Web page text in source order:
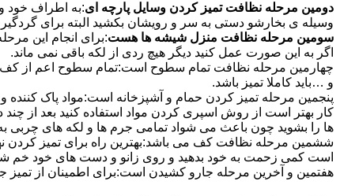
دومین مرحله نظافت تمیز کردن وسایل پارچه ای:به اطراف خود و
وسیله ی بخارشو دستی به سر و رویشان بکشید البته برای
سومین مرحله نظافت منزل شیشه ها هست:برای انجام این
اگر به این صورت عمل کنید دیگر هیچ ردی از لکه باقی نمی ماند.
چهارمین مرحله نظافت تمام سطوح است:تمام سطوح اعم از کف
و …باید کاملا تمیز باشد.
پنجمین مرحله تمیز کردن حمام و آشپزخانه است:مواد پاک کننده
کار بهتر است از روش اسپری کردن مواد استفاده کنید بعد از چند
ها را بشوید چون باعث می شواد تمامی جرم ها و لکه های چربی
ششمین مرحله نظافت کف می باشد:بهترین راه برای تمیز کردن
است کمی زحمت به خود بدهید و روی زانو و دست های خود خم
هفتمین و آخرین مرحله جارو کشیدن است:برای اطمینان از تمیز